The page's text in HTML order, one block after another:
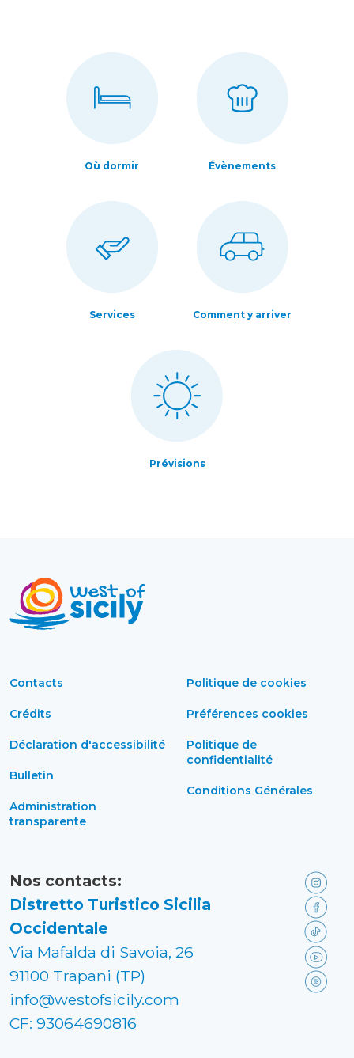
Où dormir Évènements
Services Comment y arriver
Prévisions
Contacts
Crédits
Déclaration d'accessibilité
Bulletin
Administration
transparente
Politique de cookies
Préférences cookies
Politique de
confidentialité
Conditions Générales
Nos contacts:
Distretto Turistico Sicilia
Occidentale
Via Mafalda di Savoia, 26
91100 Trapani (TP)
info@westofsicily.com
CF: 93064690816